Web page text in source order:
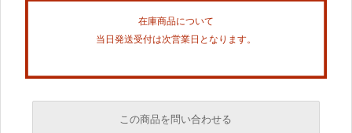
在庫商品について
当日発送受付は次営業日となります。
この商品を問い合わせる